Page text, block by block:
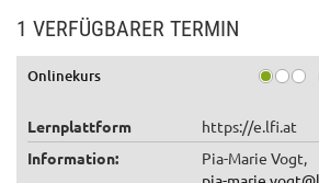
1 VERFÜGBARER TERMIN
Onlinekurs
Lernplattform
https://e.lfi.at
Information:
Pia-Marie Vogt,